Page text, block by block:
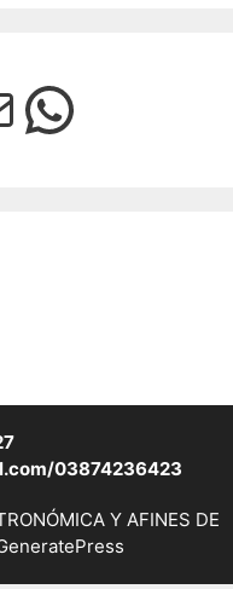
03874236423
Y AFINES DE